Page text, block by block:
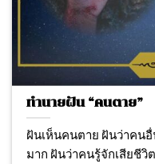
ทำนายฝัน “คนตาย”
ฝันเห็นคนตาย ฝันว่าคนอื่
มาก ฝันว่าคนรู้จักเสียชีวิ